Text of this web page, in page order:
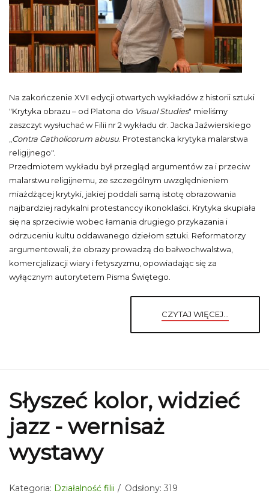
Na zakończenie XVII edycji otwartych wykładów z historii sztuki
"Krytyka obrazu – od Platona do Visual Studies" mieliśmy
zaszczyt wysłuchać w Filii nr 2 wykładu dr. Jacka Jaźwierskiego
Contra Catholicorum abusu . Protestancka krytyka malarstwa
religijnego".
Przedmiotem wykładu był przegląd argumentów za i przeciw
malarstwu religijnemu, ze szczególnym uwzględnieniem
miażdżącej krytyki, jakiej poddali samą istotę obrazowania
najbardziej radykalni protestanccy ikonoklaści. Krytyka skupiała
się na sprzeciwie wobec łamania drugiego przykazania i
odrzuceniu kultu oddawanego dziełom sztuki. Reformatorzy
argumentowali, że obrazy prowadzą do bałwochwalstwa,
komercjalizacji wiary i fetyszyzmu, opowiadając się za
wyłącznym autorytetem Pisma Świętego.
CZYTAJ WIĘCEJ...
Słyszeć kolor, widzieć
jazz - wernisaż
wystawy
Kategoria: Działalność filii Odsłony: 319